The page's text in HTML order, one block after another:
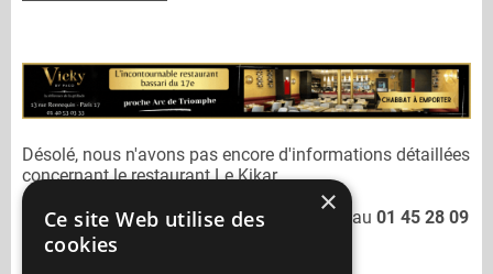
Désolé, nous n'avons pas encore d'informations détaillées
concernant le restaurant Le Kikar.
Vous pouvez joindre le restaurant
au 01 45 28 09
×
Ce site Web utilise des
cookies